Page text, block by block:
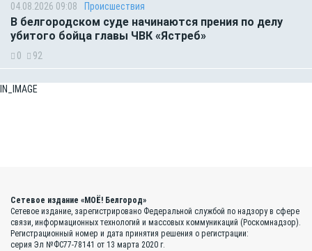
04.08.2026 09:08 Происшествия
В белгородском суде начинаются прения по делу
убитого бойца главы ЧВК «Ястреб»
0 92
IN_IMAGE
Сетевое издание «МОЁ! Белгород»
Сетевое издание, зарегистрировано Федеральной службой по надзору в сфере
связи, информационных технологий и массовых коммуникаций (Роскомнадзор).
Регистрационный номер и дата принятия решения о регистрации:
серия Эл №ФС77-78141 от 13 марта 2020 г.